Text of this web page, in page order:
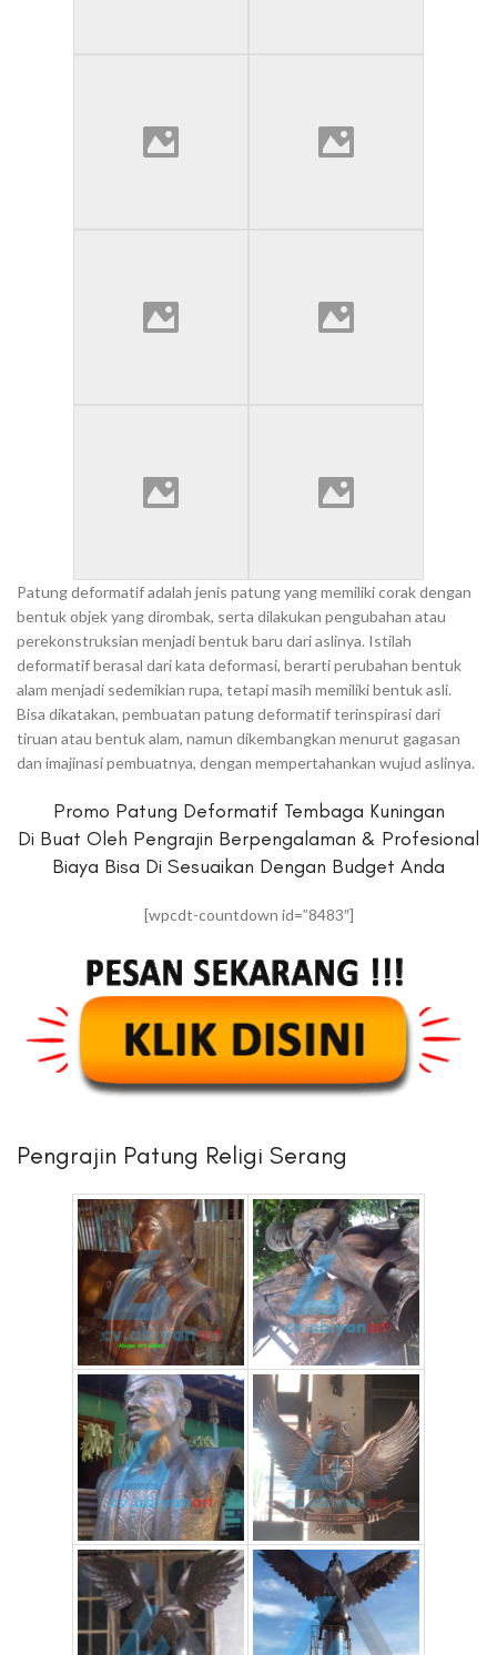
Patung deformatif adalah jenis patung yang memiliki corak dengan
bentuk objek yang dirombak, serta dilakukan pengubahan atau
perekonstruksian menjadi bentuk baru dari aslinya. Istilah
deformatif berasal dari kata deformasi, berarti perubahan bentuk
alam menjadi sedemikian rupa, tetapi masih memiliki bentuk asli.
Bisa dikatakan, pembuatan patung deformatif terinspirasi dari
tiruan atau bentuk alam, namun dikembangkan menurut gagasan
dan imajinasi pembuatnya, dengan mempertahankan wujud aslinya.
Promo Patung Deformatif Tembaga Kuningan
Di Buat Oleh Pengrajin Berpengalaman & Profesional
Biaya Bisa Di Sesuaikan Dengan Budget Anda
[wpcdt-countdown id=”8483″]
Pengrajin Patung Religi Serang